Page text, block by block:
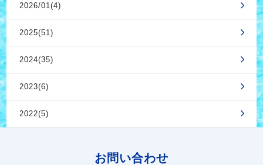
2026/01(4)
2025(51)
2024(35)
2023(6)
2022(5)
お問い合わせ